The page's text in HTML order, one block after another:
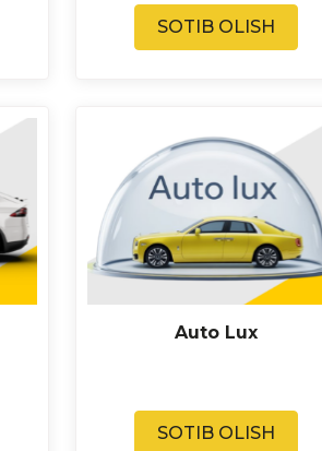
SOTIB OLISH
Auto Lux
SOTIB OLISH